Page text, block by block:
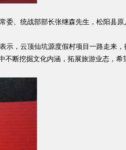
、统战部部长张继森先生，松阳县原
，云顶仙坑源度假村项目一路走来，
不断挖掘文化内涵，拓展旅游业态，